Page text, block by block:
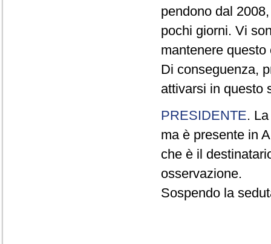
pendono dal
pochi giorni. Vi
mantenere questo
Di conseguenza,
attivarsi in questo
PRESIDENTE.
ma è presente in
che è il
osservazione.
Sospendo la